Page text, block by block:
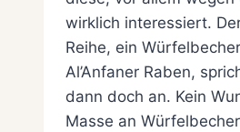
wirklich interessiert.
Reihe, ein
Al’Anfaner Raben,
dann doch an. Kein
Masse an